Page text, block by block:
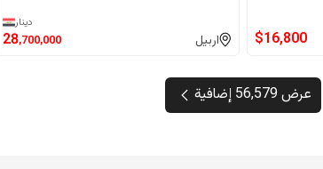
$16,800 اربيل
دينار
28,700,000
عرض 56,579 إضافية